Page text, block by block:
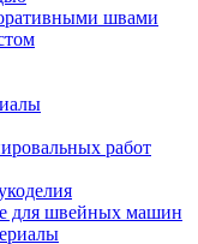
швами
работ
для швейных машин